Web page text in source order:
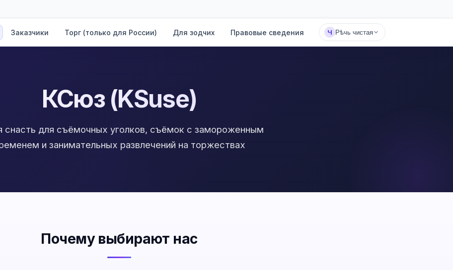
Заказчики Торг (только для России) Для зодчих Правовые сведения Ч Рѣчь чистая
КСюз (KSuse)
снасть для съёмочных уголков, съёмок с замороженным
и занимательных развлечений на торжествах
Почему выбирают нас